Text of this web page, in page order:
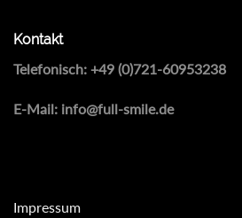
Kontakt
Telefonisch: +49 (0)721-60953238
E-Mail: info@full-smile.de
Impressum